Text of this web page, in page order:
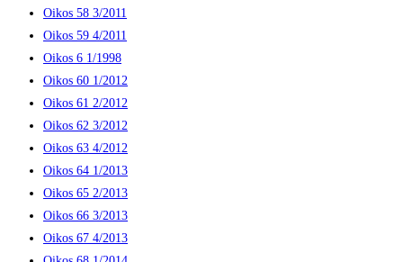
Oikos 58 3/2011
Oikos 59 4/2011
Oikos 6 1/1998
Oikos 60 1/2012
Oikos 61 2/2012
Oikos 62 3/2012
Oikos 63 4/2012
Oikos 64 1/2013
Oikos 65 2/2013
Oikos 66 3/2013
Oikos 67 4/2013